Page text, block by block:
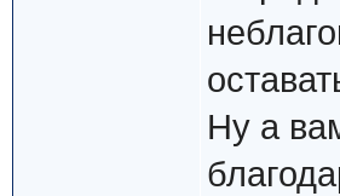
Ну а